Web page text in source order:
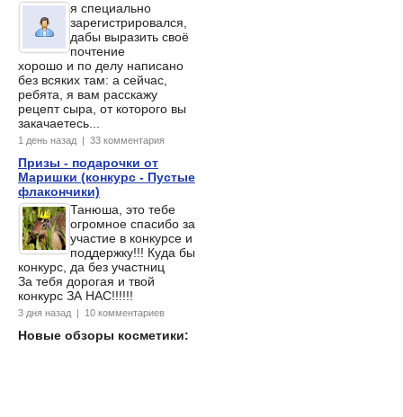
я специально
зарегистрировался,
дабы выразить своё
почтение
хорошо и по делу написано
без всяких там: а сейчас,
ребята, я вам расскажу
рецепт сыра, от которого вы
закачаетесь...
1 день назад | 33 комментария
Призы - подарочки от
Маришки (конкурс - Пустые
флакончики)
Танюша, это тебе
огромное спасибо за
участие в конкурсе и
поддержку!!! Куда бы
конкурс, да без участниц
За тебя дорогая и твой
конкурс ЗА НАС!!!!!!
3 дня назад | 10 комментариев
Новые обзоры косметики: